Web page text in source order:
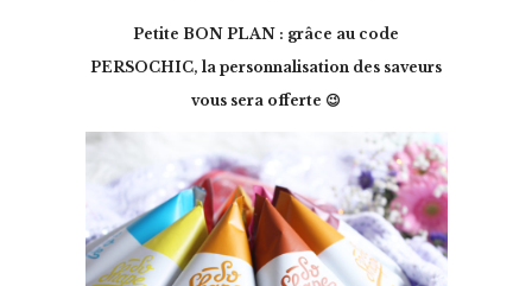
Petite BON PLAN : grâce au code
PERSOCHIC, la personnalisation des saveurs
vous sera offerte 😉